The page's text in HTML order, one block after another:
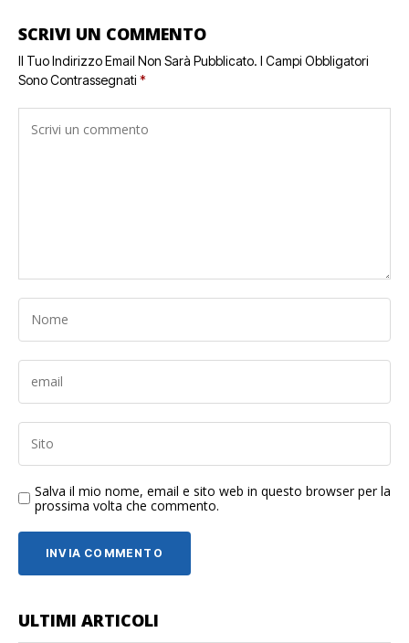
SCRIVI UN COMMENTO
Il Tuo Indirizzo Email Non Sarà Pubblicato. I Campi Obbligatori
Sono Contrassegnati *
Salva il mio nome, email e sito web in questo browser per la
prossima volta che commento.
ULTIMI ARTICOLI